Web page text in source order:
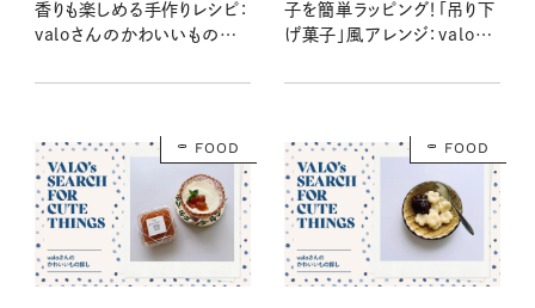
香りも楽しめる手作りレシピ：
valoさんのかわいいもの探
子を簡単ラッピング！「吊り下
げ菓子」風アレンジ：valoさ
FOOD FOOD